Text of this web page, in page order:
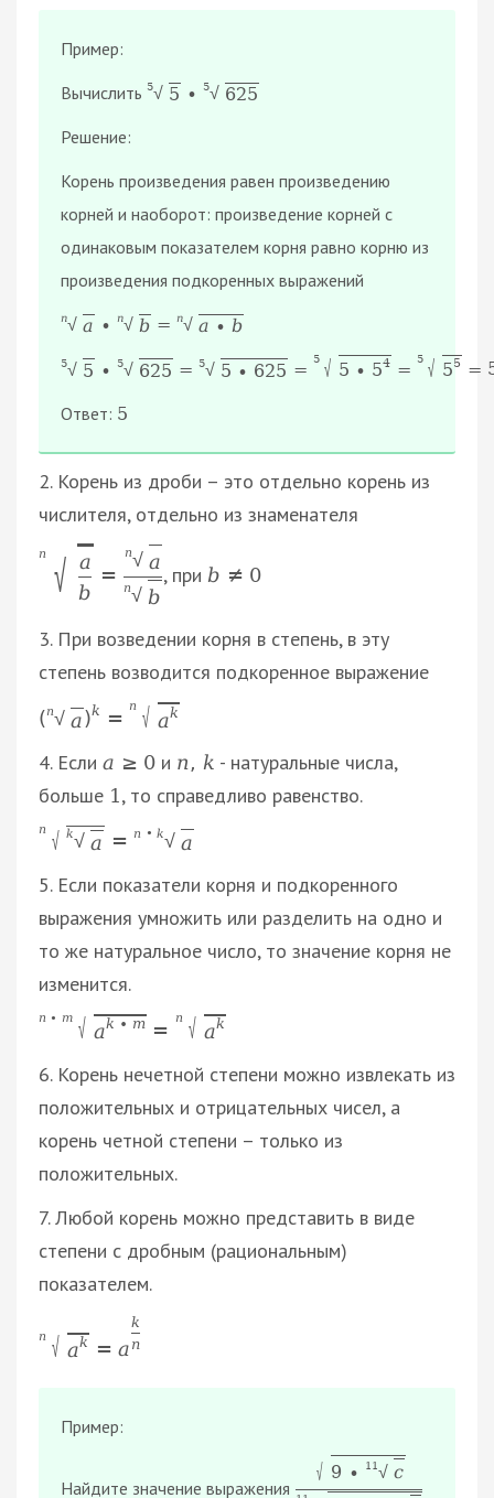
Пример:
Вычислить 5√ 5 ∙ 5√ 625
Решение:
Корень произведения равен произведению
корней и наоборот: произведение корней с
одинаковым показателем корня равно корню из
произведения подкоренных выражений
n√ a ∙ n√ b = n√ a ∙ b
5√ 5 ∙ 5√ 625 = 5√ 5 ∙ 625 =
5 √ 5 ∙ 54 =
5 √ 55 =
Ответ: 5
2. Корень из дроби – это отдельно корень из
числителя, отдельно из знаменателя
n √ a
b
=
n√ a
n√ b
, при b ≠ 0
3. При возведении корня в степень, в эту
степень возводится подкоренное выражение
(n√ a)k =
n √ ak
4. Если а ≥ 0 и n, k - натуральные числа,
больше 1 , то справедливо равенство.
n √ k√ a = n ∙ k√ a
5. Если показатели корня и подкоренного
выражения умножить или разделить на одно и
то же натуральное число, то значение корня не
изменится.
n ∙ m √ ak ∙ m =
n √ ak
6. Корень нечетной степени можно извлекать из
положительных и отрицательных чисел, а
корень четной степени – только из
положительных.
7. Любой корень можно представить в виде
степени с дробным (рациональным)
показателем.
n √ ak = a
k
n
Пример:
Найдите значение выражения
√ 9 ∙ 11√ с